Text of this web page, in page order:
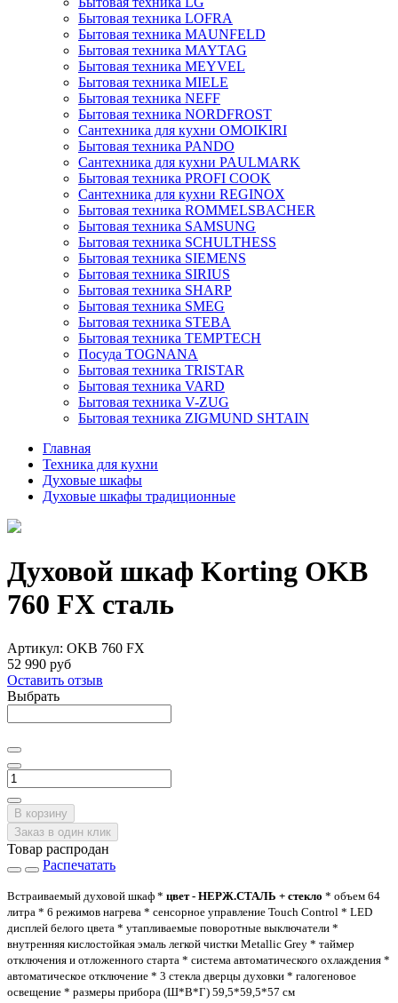
Бытовая техника LOFRA
Бытовая техника MAUNFELD
Бытовая техника MAYTAG
Бытовая техника MEYVEL
Бытовая техника MIELE
Бытовая техника NEFF
Бытовая техника NORDFROST
Сантехника для кухни OMOIKIRI
Бытовая техника PANDO
Сантехника для кухни PAULMARK
Бытовая техника PROFI COOK
Сантехника для кухни REGINOX
Бытовая техника ROMMELSBACHER
Бытовая техника SAMSUNG
Бытовая техника SCHULTHESS
Бытовая техника SIEMENS
Бытовая техника SIRIUS
Бытовая техника SHARP
Бытовая техника SMEG
Бытовая техника STEBA
Бытовая техника TEMPTECH
Посуда TOGNANA
Бытовая техника TRISTAR
Бытовая техника VARD
Бытовая техника V-ZUG
Бытовая техника ZIGMUND SHTAIN
Главная
Техника для кухни
Духовые шкафы
Духовые шкафы традиционные
Духовой шкаф Korting OKB
760 FX сталь
Артикул: OKB 760 FX
52 990 руб
Оставить отзыв
Выбрать
В корзину
Заказ в один клик
Товар распродан
Распечатать
Встраиваемый духовой шкаф * цвет - НЕРЖ.СТАЛЬ + стекло * объем 64
литра * 6 режимов нагрева * сенсорное управление Touch Control * LED
дисплей белого цвета * утапливаемые поворотные выключатели *
внутренняя кислостойкая эмаль легкой чистки Metallic Grey * таймер
отключения и отложенного старта * система автоматического охлаждения *
автоматическое отключение * 3 стекла дверцы духовки * галогеновое
освещение * размеры прибора (Ш*В*Г) 59,5*59,5*57 см